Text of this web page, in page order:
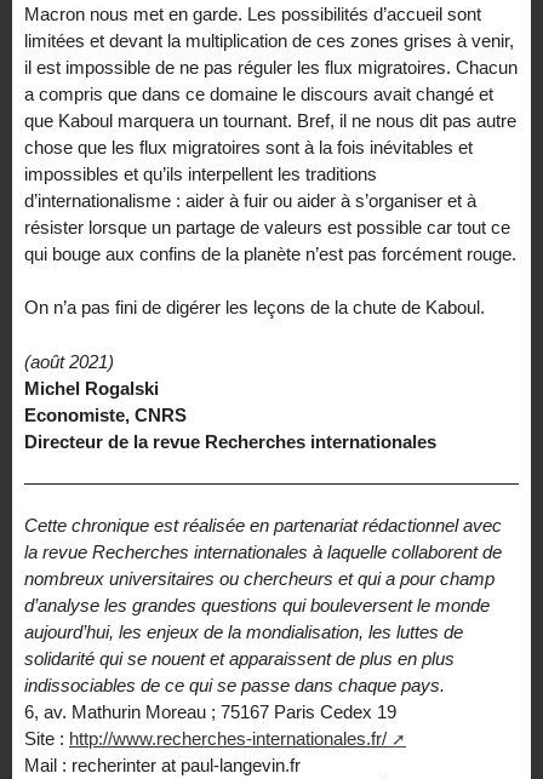
Macron nous met en garde. Les possibilités d’accueil sont
limitées et devant la multiplication de ces zones grises à venir,
il est impossible de ne pas réguler les flux migratoires. Chacun
a compris que dans ce domaine le discours avait changé et
que Kaboul marquera un tournant. Bref, il ne nous dit pas autre
chose que les flux migratoires sont à la fois inévitables et
impossibles et qu’ils interpellent les traditions
d’internationalisme : aider à fuir ou aider à s’organiser et à
résister lorsque un partage de valeurs est possible car tout ce
qui bouge aux confins de la planète n’est pas forcément rouge.
On n’a pas fini de digérer les leçons de la chute de Kaboul.
(août 2021)
Michel Rogalski
Economiste, CNRS
Directeur de la revue Recherches internationales
Cette chronique est réalisée en partenariat rédactionnel avec
la revue Recherches internationales à laquelle collaborent de
nombreux universitaires ou chercheurs et qui a pour champ
d’analyse les grandes questions qui bouleversent le monde
aujourd’hui, les enjeux de la mondialisation, les luttes de
solidarité qui se nouent et apparaissent de plus en plus
indissociables de ce qui se passe dans chaque pays.
6, av. Mathurin Moreau ; 75167 Paris Cedex 19
Site : http://www.recherches-internationales.fr/
Mail : recherinter at paul-langevin.fr